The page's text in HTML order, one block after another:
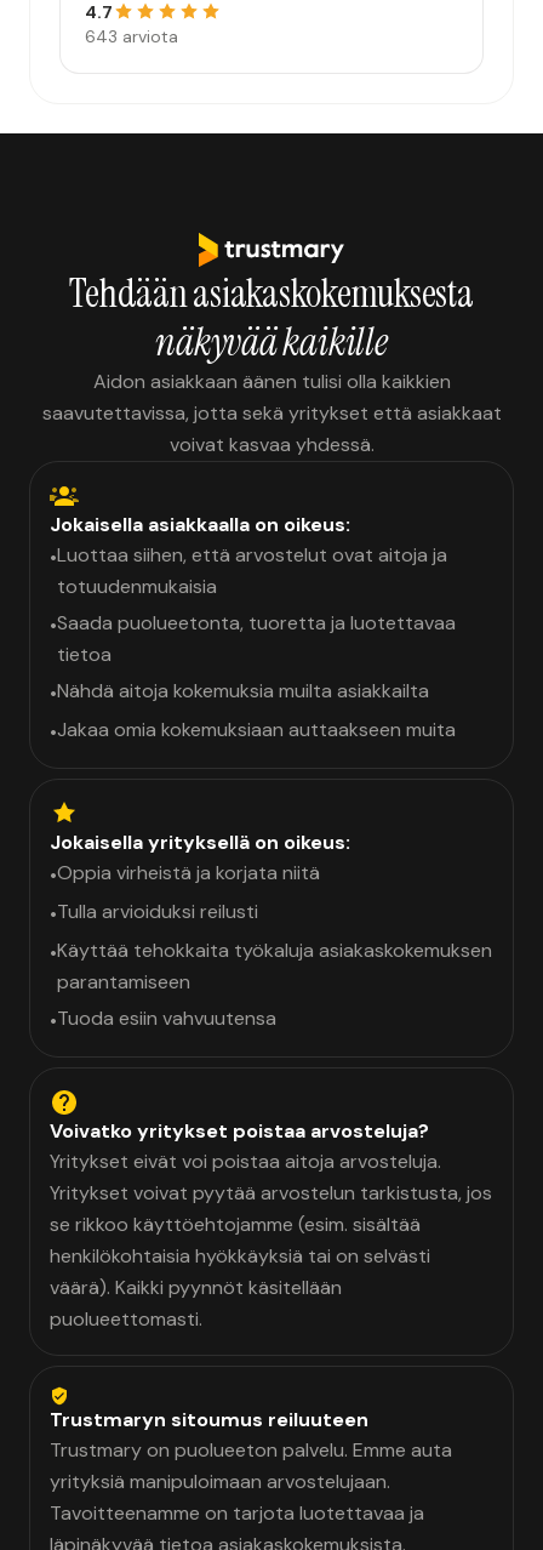
4.7
643 arviota
Tehdään asiakaskokemuksesta
näkyvää kaikille
Aidon asiakkaan äänen tulisi olla kaikkien
saavutettavissa, jotta sekä yritykset että asiakkaat
voivat kasvaa yhdessä.
Jokaisella asiakkaalla on oikeus:
•Luottaa siihen, että arvostelut ovat aitoja ja
totuudenmukaisia
•Saada puolueetonta, tuoretta ja luotettavaa
tietoa
•Nähdä aitoja kokemuksia muilta asiakkailta
•Jakaa omia kokemuksiaan auttaakseen muita
Jokaisella yrityksellä on oikeus:
•Oppia virheistä ja korjata niitä
•Tulla arvioiduksi reilusti
•Käyttää tehokkaita työkaluja asiakaskokemuksen
parantamiseen
•Tuoda esiin vahvuutensa
Voivatko yritykset poistaa arvosteluja?
Yritykset eivät voi poistaa aitoja arvosteluja.
Yritykset voivat pyytää arvostelun tarkistusta, jos
se rikkoo käyttöehtojamme (esim. sisältää
henkilökohtaisia hyökkäyksiä tai on selvästi
väärä). Kaikki pyynnöt käsitellään
puolueettomasti.
Trustmaryn sitoumus reiluuteen
Trustmary on puolueeton palvelu. Emme auta
yrityksiä manipuloimaan arvostelujaan.
Tavoitteenamme on tarjota luotettavaa ja
läpinäkyvää tietoa asiakaskokemuksista.